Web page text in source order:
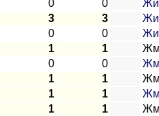
0 0
3 3
0 0
1 1
0 0
1 1
1 1
1 1